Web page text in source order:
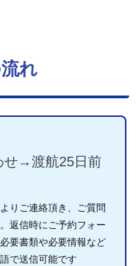
れ
せ→渡航25日前
りご連絡頂き、ご質問
返信時にご予約フォー
要書類や必要情報など
で送信可能です